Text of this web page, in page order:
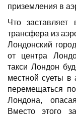
приземления в
Что
трансфера из
Лондонский
от центра
такси Лондон
местной суеты в
перемещаться
Лондона,
Вместо этого